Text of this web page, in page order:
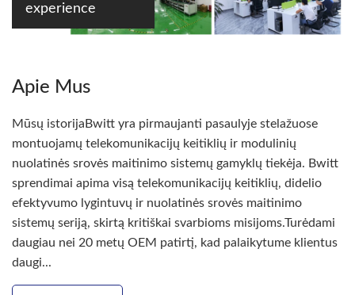
experience
Apie Mus
Mūsų istorijaBwitt yra pirmaujanti pasaulyje stelažuose
montuojamų telekomunikacijų keitiklių ir modulinių
nuolatinės srovės maitinimo sistemų gamyklų tiekėja. Bwitt
sprendimai apima visą telekomunikacijų keitiklių, didelio
efektyvumo lygintuvų ir nuolatinės srovės maitinimo
sistemų seriją, skirtą kritiškai svarbioms misijoms.Turėdami
daugiau nei 20 metų OEM patirtį, kad palaikytume klientus
daugi...